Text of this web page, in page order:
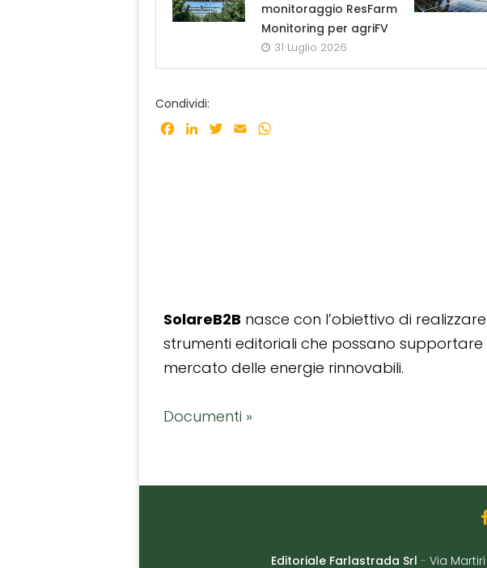
monitoraggio ResFarm
Monitoring per agriFV
31 Luglio 2026
Condividi:
Facebook
LinkedInTwitter
Email
SolareB2B nasce con l’obiettivo di
strumenti editoriali che possano
mercato delle energie rinnovabili.
Documenti »
Editoriale Farlastrada Srl - Via